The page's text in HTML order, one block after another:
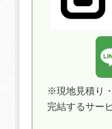
08061404375からか
※現地見積り
完結するサー